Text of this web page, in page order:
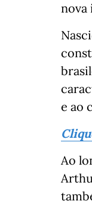
nova
e ao
Ao